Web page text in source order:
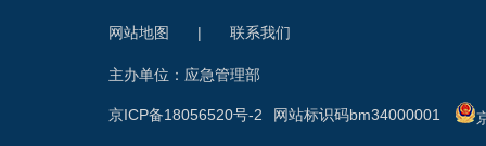
网站地图 | 联系我们
主办单位：应急管理部
网站标识码bm34000001
京ICP备18056520号-2